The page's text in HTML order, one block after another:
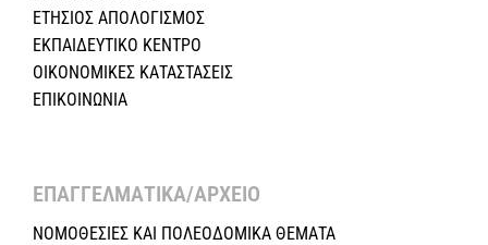
ΕΤΗΣΙΟΣ ΑΠΟΛΟΓΙΣΜΟΣ
ΕΚΠΑΙΔΕΥΤΙΚΟ ΚΕΝΤΡΟ
ΟΙΚΟΝΟΜΙΚΕΣ ΚΑΤΑΣΤΑΣΕΙΣ
ΕΠΙΚΟΙΝΩΝΙΑ
ΕΠΑΓΓΕΛΜΑΤΙΚΑ/ΑΡΧΕΙΟ ​
ΝΟΜΟΘΕΣΙΕΣ KAI ΠΟΛΕΟΔΟΜΙΚΑ ΘΕΜΑΤΑ